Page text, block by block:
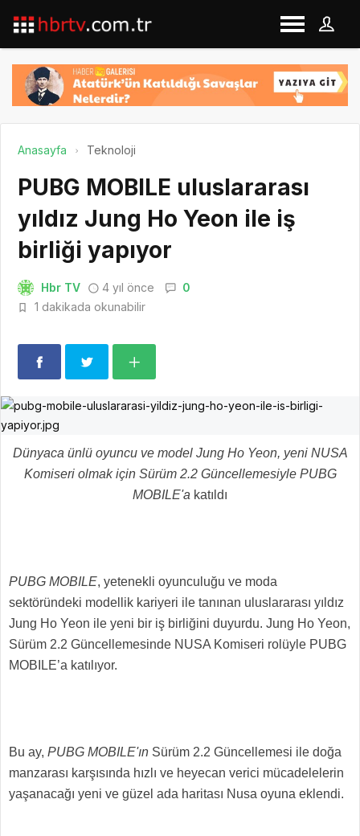
Anasayfa Teknoloji
PUBG MOBILE uluslararası
yıldız Jung Ho Yeon ile iş
birliği yapıyor
Hbr TV 4 yıl önce
0
1 dakikada okunabilir
Dünyaca ünlü oyuncu ve model Jung Ho Yeon, yeni NUSA
Komiseri olmak için Sürüm 2.2 Güncellemesiyle PUBG
MOBILE'a katıldı
PUBG MOBILE, yetenekli oyunculuğu ve moda
sektöründeki modellik kariyeri ile tanınan uluslararası yıldız
Jung Ho Yeon ile yeni bir iş birliğini duyurdu. Jung Ho Yeon,
Sürüm 2.2 Güncellemesinde NUSA Komiseri rolüyle PUBG
MOBILE’a katılıyor.
Bu ay, PUBG MOBILE'ın Sürüm 2.2 Güncellemesi ile doğa
manzarası karşısında hızlı ve heyecan verici mücadelelerin
yaşanacağı yeni ve güzel ada haritası Nusa oyuna eklendi.